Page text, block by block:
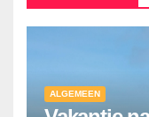
ALGEMEEN